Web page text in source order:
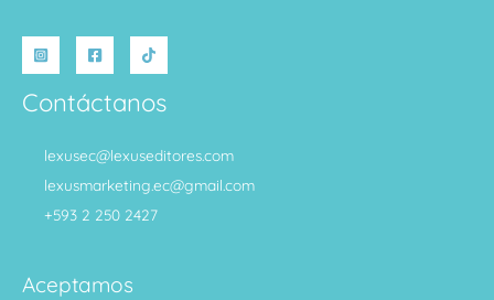
Contáctanos
lexusec@lexuseditores.com
lexusmarketing.ec@gmail.com
+593 2 250 2427
Aceptamos